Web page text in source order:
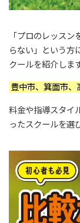
「プロのレッス
らない」という方
クールを紹介します
豊中市、箕面市、
料金や指導スタイ
ったスクールを選